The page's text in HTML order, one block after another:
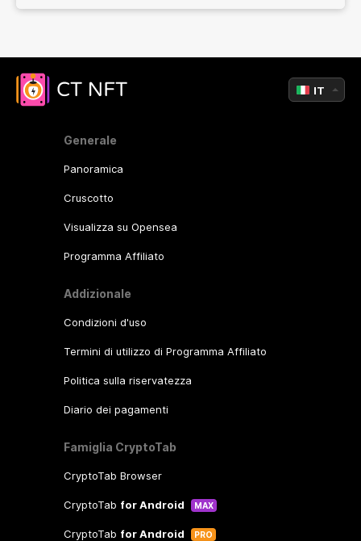
Generale
Panoramica
Cruscotto
Visualizza su Opensea
Programma Affiliato
Addizionale
Condizioni d'uso
Termini di utilizzo di Programma Affiliato
Politica sulla riservatezza
Diario dei pagamenti
Famiglia CryptoTab
CryptoTab Browser
CryptoTab for Android MAX
CryptoTab for Android PRO
IT